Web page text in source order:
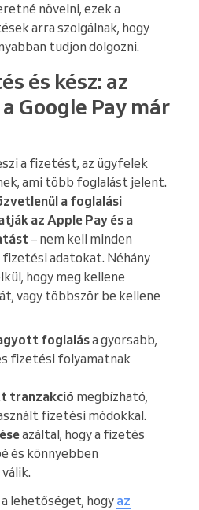
növelni, ezek a
arra szolgálnak, hogy
tudjon dolgozni.
és kész: az
Google Pay már
a fizetést, az ügyfelek
ami több foglalást jelent.
a foglalási
az Apple Pay és a
– nem kell minden
fizetési adatokat. Néhány
hogy meg kellene
vagy többször be kellene
foglalása gyorsabb,
fizetési folyamatnak
tranzakció megbízható,
fizetési módokkal.
azáltal, hogy a fizetés
és könnyebben
lehetőséget, hogy az